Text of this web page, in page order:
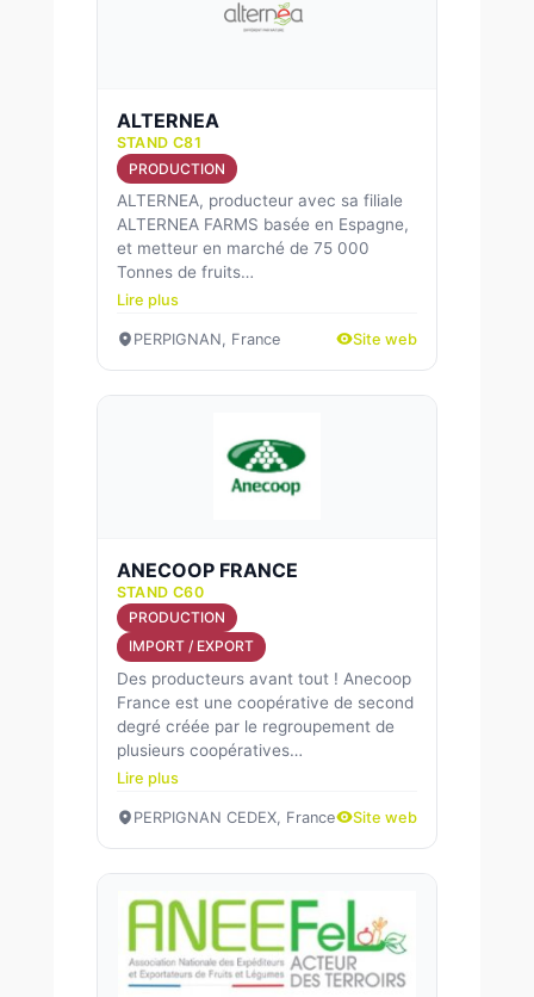
ALTERNEA
STAND C81
PRODUCTION
ALTERNEA, producteur avec sa filiale
ALTERNEA FARMS basée en Espagne,
et metteur en marché de 75 000
Tonnes de fruits…
Lire plus
PERPIGNAN, France Site web
ANECOOP FRANCE
STAND C60
PRODUCTION
IMPORT / EXPORT
Des producteurs avant tout ! Anecoop
France est une coopérative de second
degré créée par le regroupement de
plusieurs coopératives…
Lire plus
PERPIGNAN CEDEX, France Site web